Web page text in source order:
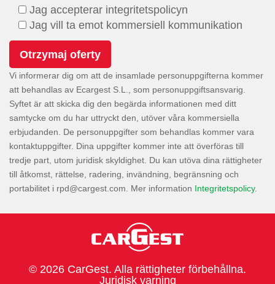
Jag accepterar integritetspolicyn
Jag vill ta emot kommersiell kommunikation
Vi informerar dig om att de insamlade personuppgifterna kommer
att behandlas av Ecargest S.L., som personuppgiftsansvarig.
Syftet är att skicka dig den begärda informationen med ditt
samtycke om du har uttryckt den, utöver våra kommersiella
erbjudanden. De personuppgifter som behandlas kommer vara
kontaktuppgifter. Dina uppgifter kommer inte att överföras till
tredje part, utom juridisk skyldighet. Du kan utöva dina rättigheter
till åtkomst, rättelse, radering, invändning, begränsning och
portabilitet i
. Mer information Integritetspolicy.
© 2026 CarGest. Alla rättigheter förbehållna.
Juridisk varning